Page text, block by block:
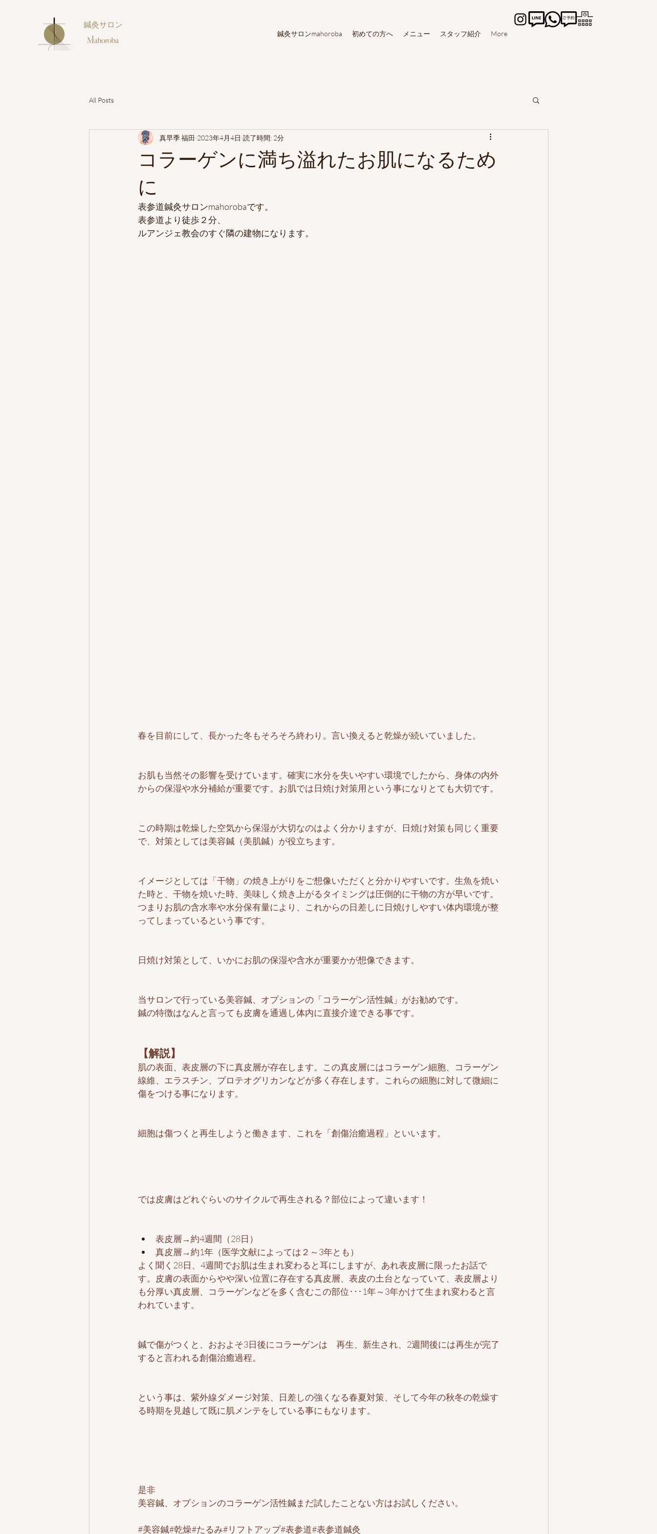
鍼灸サロン
鍼灸サロンmahoroba
初めての方へ メニュー スタッフ紹介 More
All Posts
コラーゲンに満ち溢れたお肌になるため
に
真早季 福田 2023年4月4日 読了時間: 2分
表参道鍼灸サロンmahorobaです。
表参道より徒歩２分、
ルアンジェ教会のすぐ隣の建物になります。
春を目前にして、長かった冬もそろそろ終わり。言い換えると乾燥が続いていました。
お肌も当然その影響を受けています。確実に水分を失いやすい環境でしたから、身体の内外
からの保湿や水分補給が重要です。お肌では日焼け対策用という事になりとても大切です。
この時期は乾燥した空気から保湿が大切なのはよく分かりますが、日焼け対策も同じく重要
で、対策としては美容鍼（美肌鍼）が役立ちます。
イメージとしては「干物」の焼き上がりをご想像いただくと分かりやすいです。生魚を焼い
た時と、干物を焼いた時、美味しく焼き上がるタイミングは圧倒的に干物の方が早いです。
つまりお肌の含水率や水分保有量により、これからの日差しに日焼けしやすい体内環境が整
ってしまっているという事です。
日焼け対策として、いかにお肌の保湿や含水が重要かが想像できます。
当サロンで行っている美容鍼、オプションの「コラーゲン活性鍼」がお勧めです。
鍼の特徴はなんと言っても皮膚を通過し体内に直接介達できる事です。
【解説】
肌の表面、表皮層の下に真皮層が存在します。この真皮層にはコラーゲン細胞、コラーゲン
線維、エラスチン、プロテオグリカンなどが多く存在します。これらの細胞に対して微細に
傷をつける事になります。
細胞は傷つくと再生しようと働きます、これを「創傷治癒過程」といいます。
では皮膚はどれぐらいのサイクルで再生される？部位によって違います！
表皮層→約4週間（28日）
真皮層→約1年（医学文献によっては２～3年とも）
よく聞く28日、4週間でお肌は生まれ変わると耳にしますが、あれ表皮層に限ったお話で
す。皮膚の表面からやや深い位置に存在する真皮層、表皮の土台となっていて、表皮層より
も分厚い真皮層、コラーゲンなどを多く含むこの部位･･･1年～3年かけて生まれ変わると言
われています。
鍼で傷がつくと、おおよそ3日後にコラーゲンは　再生、新生され、2週間後には再生が完了
すると言われる創傷治癒過程。
という事は、紫外線ダメージ対策、日差しの強くなる春夏対策、そして今年の秋冬の乾燥す
る時期を見越して既に肌メンテをしている事にもなります。
是非
美容鍼、オプションのコラーゲン活性鍼まだ試したことない方はお試しください。
#美容鍼#乾燥#たるみ#リフトアップ#表参道#表参道鍼灸